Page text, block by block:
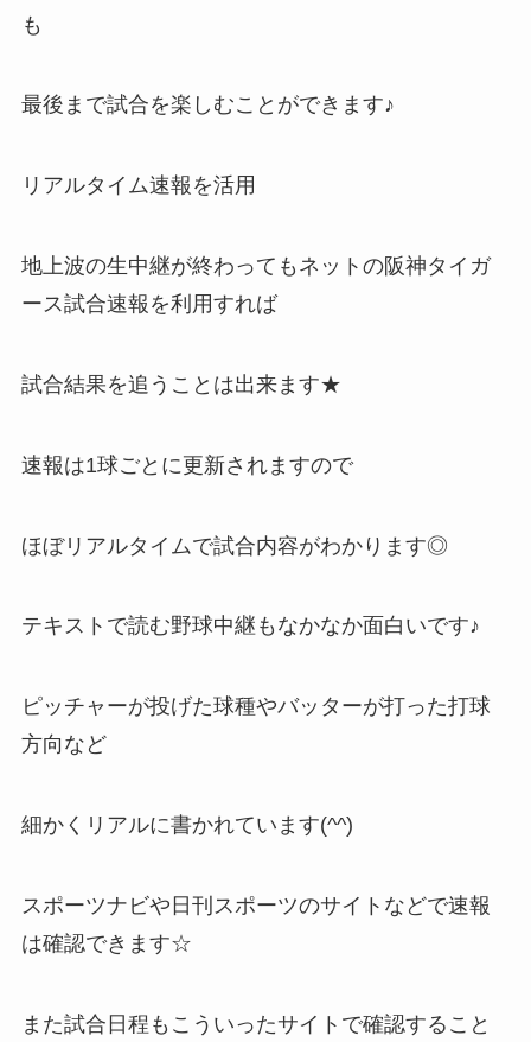
も
最後まで試合を楽しむことができます♪
リアルタイム速報を活用
地上波の生中継が終わってもネットの阪神タイガ
ース試合速報を利用すれば
試合結果を追うことは出来ます★
速報は1球ごとに更新されますので
ほぼリアルタイムで試合内容がわかります◎
テキストで読む野球中継もなかなか面白いです♪
ピッチャーが投げた球種やバッターが打った打球
方向など
細かくリアルに書かれています(^^)
スポーツナビや日刊スポーツのサイトなどで速報
は確認できます☆
また試合日程もこういったサイトで確認すること